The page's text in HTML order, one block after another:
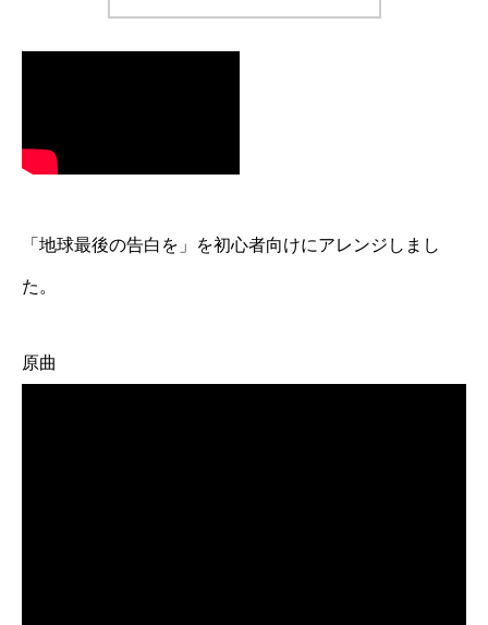
「地球最後の告白を」を初心者向けにアレンジしまし
た。
原曲